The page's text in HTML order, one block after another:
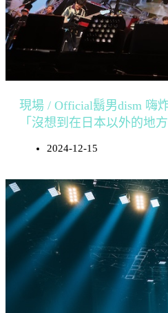
現場 / Official鬍男dism 嗨
「沒想到在日本以外的地
2024-12-15